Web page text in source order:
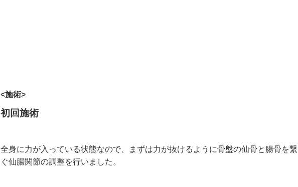
<施術>
初回施術
全身に力が入っている状態なので、まずは力が抜けるように骨盤の仙骨と腸骨を繋
ぐ仙腸関節の調整を行いました。